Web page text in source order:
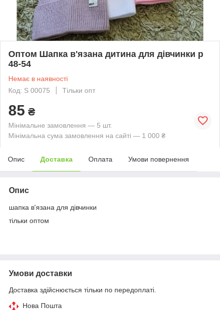
Оптом Шапка в'язана дитина для дівчинки р
48-54
Немає в наявності
Код: S 00075
Тільки опт
85 ₴
Мінімальне замовлення — 5 шт.
Мінімальна сума замовлення на сайті — 1 000 ₴
Опис Доставка Оплата Умови повернення
Опис
шапка в'язана для дівчинки
тільки оптом
Умови доставки
Доставка здійснюється тільки по передоплаті.
Нова Пошта